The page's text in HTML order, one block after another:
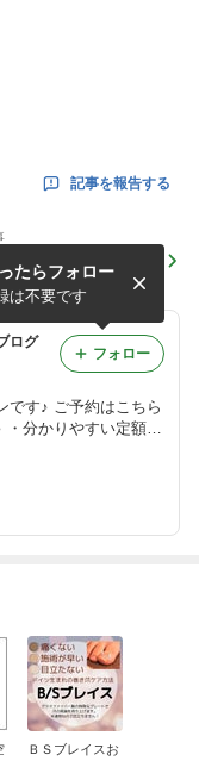
記事を報告する
オプション角質除
ペーン！
ログ
こちら
たらフォロー
は不要です
フォロー
ＢＳブレイスお